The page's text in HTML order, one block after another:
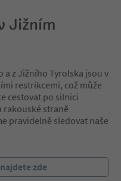
Jižním
z Jižního Tyrolska jsou v
restrikcemi, což může
cestovat po silnici
rakouské straně
pravidelně sledovat naše
zde